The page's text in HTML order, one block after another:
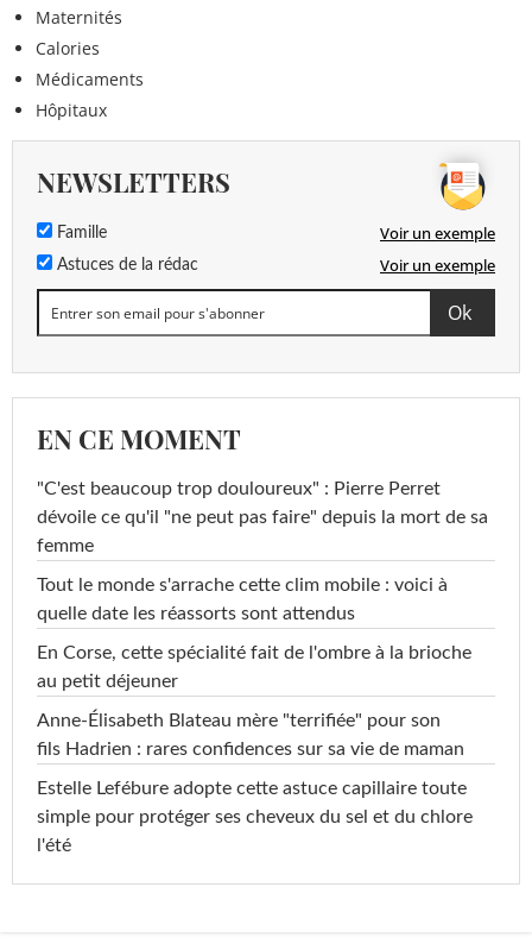
Maternités
Calories
Médicaments
Hôpitaux
NEWSLETTERS
Famille Voir un exemple
Astuces de la rédac Voir un exemple
EN CE MOMENT
"C'est beaucoup trop douloureux" : Pierre Perret
dévoile ce qu'il "ne peut pas faire" depuis la mort de sa
femme
Tout le monde s'arrache cette clim mobile : voici à
quelle date les réassorts sont attendus
En Corse, cette spécialité fait de l'ombre à la brioche
au petit déjeuner
Anne-Élisabeth Blateau mère "terrifiée" pour son
fils Hadrien : rares confidences sur sa vie de maman
Estelle Lefébure adopte cette astuce capillaire toute
simple pour protéger ses cheveux du sel et du chlore
l'été